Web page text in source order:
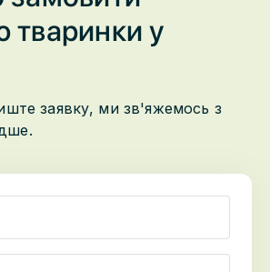
тваринки у
заявку, ми зв'яжемось з